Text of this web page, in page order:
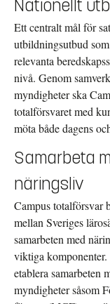
Nationellt
Ett centralt mål för
utbildningsutbud
relevanta
nivå. Genom
myndigheter ska
totalförsvaret med
möta både dagens
Samarbeta
näringsliv
Campus totalförsvar
mellan Sveriges
samarbeten med
viktiga
etablera samarbeten
myndigheter såsom